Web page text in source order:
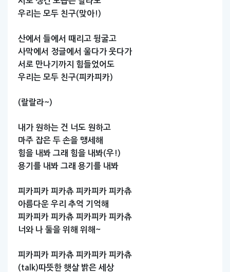
우리는 모두 친구(맞아!)
산에서 들에서 때리고 뒹굴고
사막에서 정글에서 울다가 웃다가
서로 만나기까지 힘들었어도
우리는 모두 친구(피카피카)
(랄랄라~)
내가 원하는 건 너도 원하고
마주 잡은 두 손을 맹세해
힘을 내봐 그래 힘을 내봐(우!)
용기를 내봐 그래 용기를 내봐
피카피카 피카츄 피카피카 피카츄
아름다운 우리 추억 기억해
피카피카 피카츄 피카피카 피카츄
너와 나 둘을 위해 위해~
피카피카 피카츄 피카피카 피카츄
(talk)따뜻한 햇살 밝은 세상